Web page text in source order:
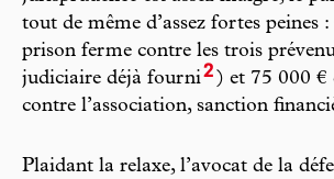
tout de même d’assez fortes peines
prison ferme contre les trois
judiciaire déjà fourni2 ) et 75 000 €
contre l’association, sanction
Plaidant la relaxe, l’avocat de la